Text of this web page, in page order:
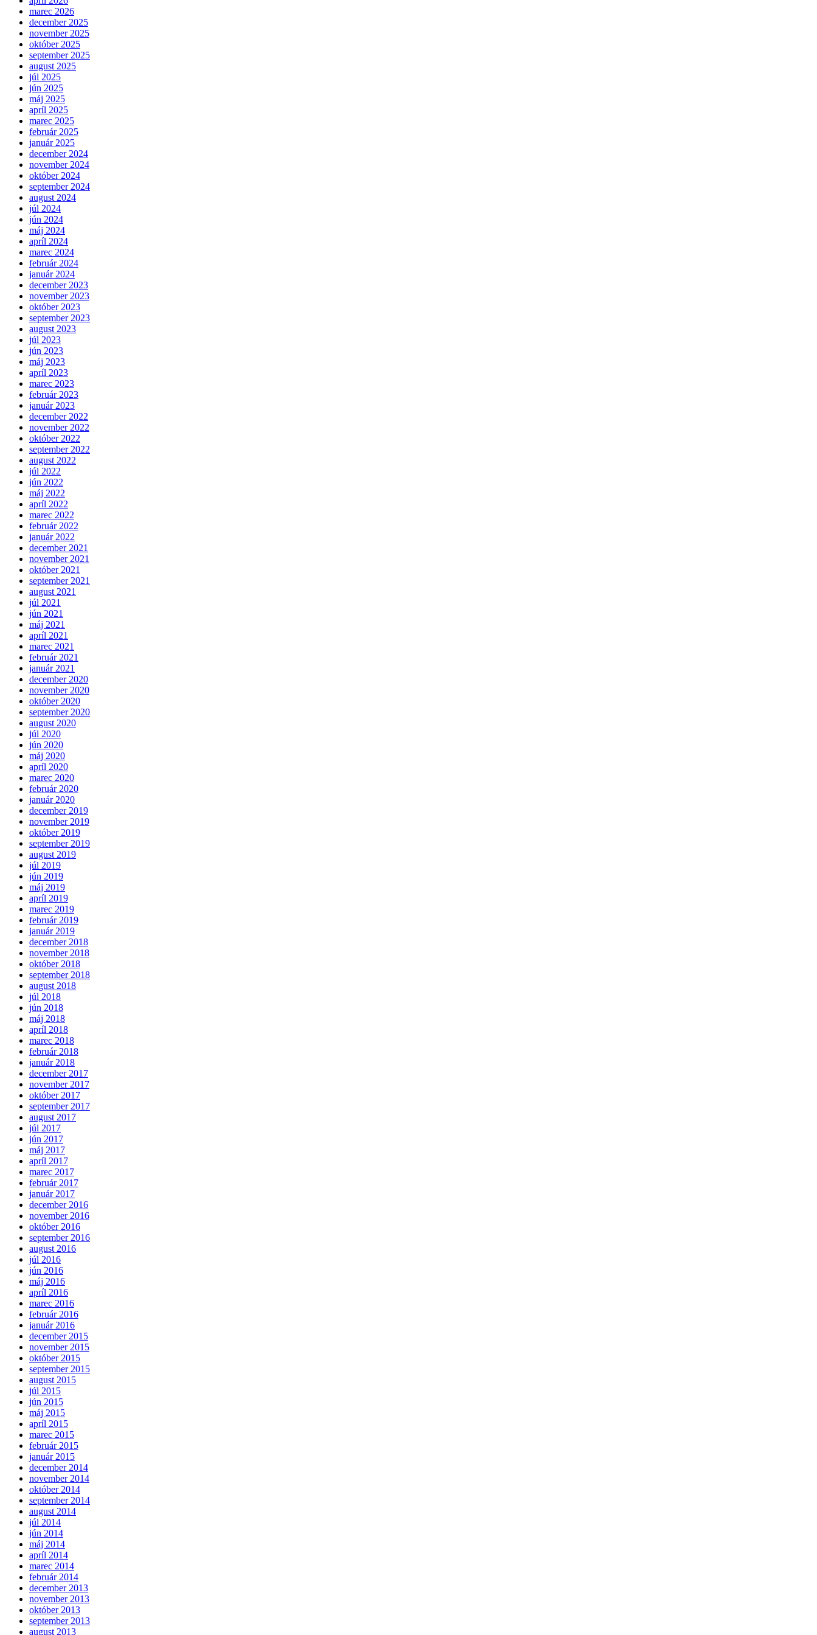
marec 2026
december 2025
november 2025
október 2025
september 2025
august 2025
júl 2025
jún 2025
máj 2025
apríl 2025
marec 2025
február 2025
január 2025
december 2024
november 2024
október 2024
september 2024
august 2024
júl 2024
jún 2024
máj 2024
apríl 2024
marec 2024
február 2024
január 2024
december 2023
november 2023
október 2023
september 2023
august 2023
júl 2023
jún 2023
máj 2023
apríl 2023
marec 2023
február 2023
január 2023
december 2022
november 2022
október 2022
september 2022
august 2022
júl 2022
jún 2022
máj 2022
apríl 2022
marec 2022
február 2022
január 2022
december 2021
november 2021
október 2021
september 2021
august 2021
júl 2021
jún 2021
máj 2021
apríl 2021
marec 2021
február 2021
január 2021
december 2020
november 2020
október 2020
september 2020
august 2020
júl 2020
jún 2020
máj 2020
apríl 2020
marec 2020
február 2020
január 2020
december 2019
november 2019
október 2019
september 2019
august 2019
júl 2019
jún 2019
máj 2019
apríl 2019
marec 2019
február 2019
január 2019
december 2018
november 2018
október 2018
september 2018
august 2018
júl 2018
jún 2018
máj 2018
apríl 2018
marec 2018
február 2018
január 2018
december 2017
november 2017
október 2017
september 2017
august 2017
júl 2017
jún 2017
máj 2017
apríl 2017
marec 2017
február 2017
január 2017
december 2016
november 2016
október 2016
september 2016
august 2016
júl 2016
jún 2016
máj 2016
apríl 2016
marec 2016
február 2016
január 2016
december 2015
november 2015
október 2015
september 2015
august 2015
júl 2015
jún 2015
máj 2015
apríl 2015
marec 2015
február 2015
január 2015
december 2014
november 2014
október 2014
september 2014
august 2014
júl 2014
jún 2014
máj 2014
apríl 2014
marec 2014
február 2014
december 2013
november 2013
október 2013
september 2013
august 2013